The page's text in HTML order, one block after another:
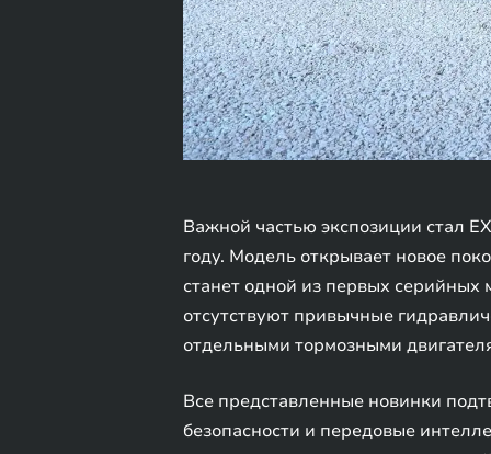
Важной частью экспозиции стал
году. Модель открывает новое
станет одной из первых серийных
отсутствуют привычные
отдельными тормозными
Все представленные новинки
безопасности и передовые